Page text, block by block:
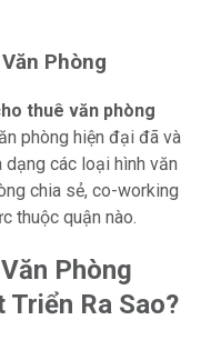
Phòng
thuê văn phòng
phòng hiện đại đã và
các loại hình văn
chia sẻ, co-working
thuộc quận nào.
Phòng
Ra Sao?